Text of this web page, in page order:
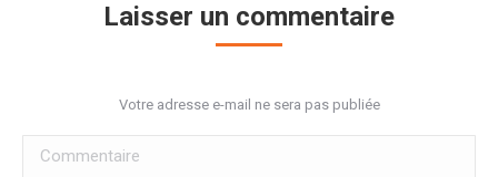
Laisser un commentaire
Votre adresse e-mail ne sera pas publiée
Commentaire